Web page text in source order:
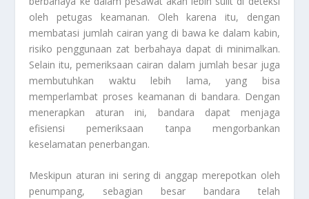
oleh petugas keamanan. Oleh karena itu, dengan
membatasi jumlah cairan yang di bawa ke dalam kabin,
risiko penggunaan zat berbahaya dapat di minimalkan.
Selain itu, pemeriksaan cairan dalam jumlah besar juga
membutuhkan waktu lebih lama, yang bisa
memperlambat proses keamanan di bandara. Dengan
menerapkan aturan ini, bandara dapat menjaga
efisiensi pemeriksaan tanpa mengorbankan
keselamatan penerbangan.
Meskipun aturan ini sering di anggap merepotkan oleh
penumpang, sebagian besar bandara telah